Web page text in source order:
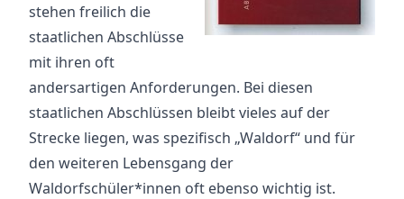
stehen freilich die
staatlichen Abschlüsse
mit ihren oft
andersartigen Anforderungen. Bei diesen
staatlichen Abschlüssen bleibt vieles auf der
Strecke liegen, was spezifisch „Waldorf“ und für
den weiteren Lebensgang der
Waldorfschüler*innen oft ebenso wichtig ist.